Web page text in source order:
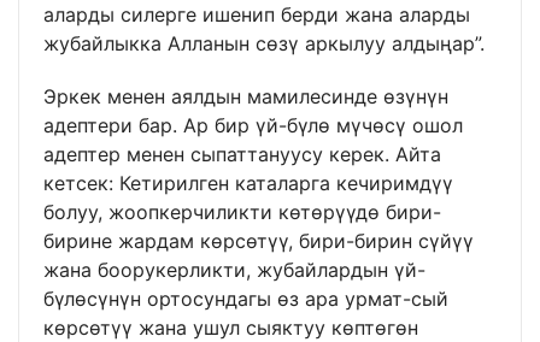
аларды силерге ишенип берди жана аларды
жубайлыкка Алланын сөзү аркылуу алдыңар”.
Эркек менен аялдын мамилесинде өзүнүн
адептери бар. Ар бир үй-бүлө мүчөсү ошол
адептер менен сыпаттануусу керек. Айта
кетсек: Кетирилген каталарга кечиримдүү
болуу, жоопкерчиликти көтөрүүдө бири-
бирине жардам көрсөтүү, бири-бирин сүйүү
жана боорукерликти, жубайлардын үй-
бүлөсүнүн ортосундагы өз ара урмат-сый
көрсөтүү жана ушул сыяктуу көптөгөн